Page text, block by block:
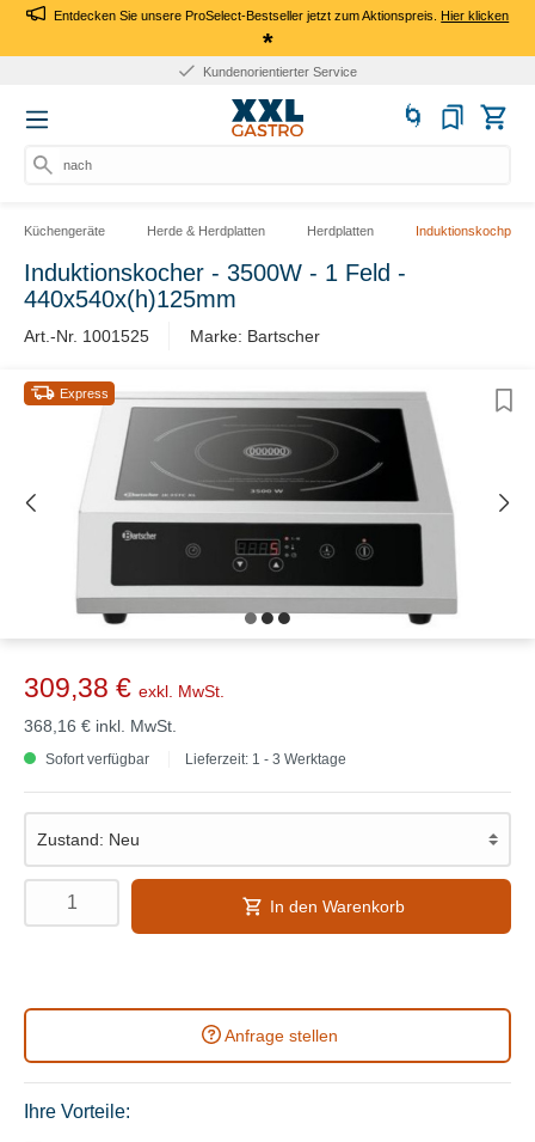
Entdecken Sie unsere ProSelect-Bestseller jetzt zum Aktionspreis.Hier klicken
*
Kundenorientierter Service
nach P
Küchengeräte Herde & Herdplatten Herdplatten
Induktionskocher - 3500W - 1 Feld -
440x540x(h)125mm
Art.-Nr. 1001525 Marke: Bartscher
Express
309,38 € exkl. MwSt.
368,16 € inkl. MwSt.
Sofort verfügbar Lieferzeit: 1 - 3 Werktage
In den Warenkorb
Anfrage stellen
Ihre Vorteile: